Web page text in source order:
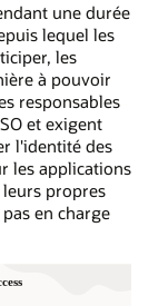
une durée
lequel les
les
à pouvoir
responsables
et exigent
l'identité des
les applications
propres
en charge